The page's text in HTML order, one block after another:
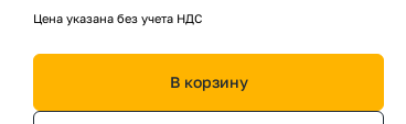
Цена указана без учета НДС
В корзину